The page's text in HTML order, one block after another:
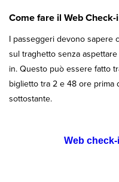
Come fare il Web Check-
I passeggeri devono sapere
sul traghetto senza
in. Questo può essere fatto
biglietto tra 2 e 48 ore prima
sottostante.
Web